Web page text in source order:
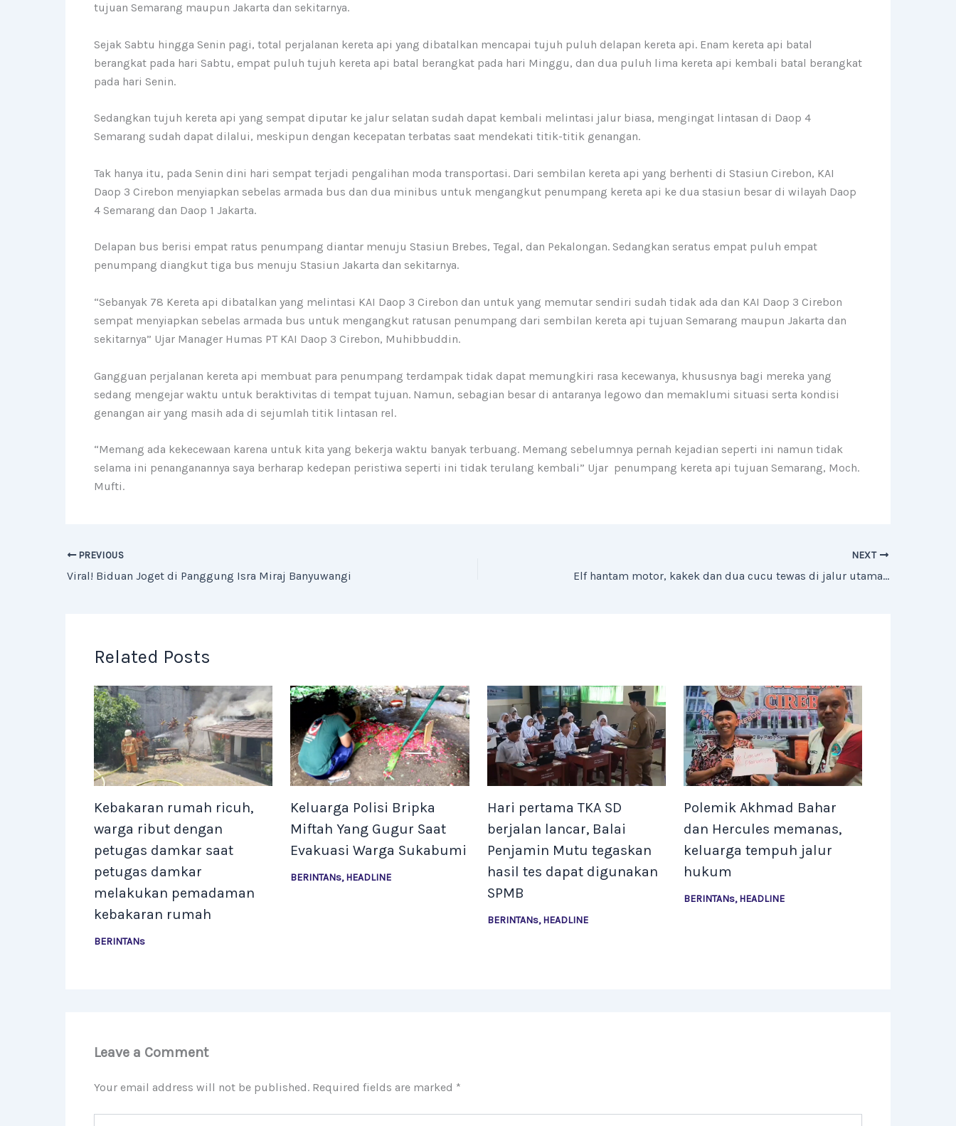
tujuan Semarang maupun Jakarta dan sekitarnya.
Sejak Sabtu hingga Senin pagi, total perjalanan kereta api yang dibatalkan mencapai tujuh puluh delapan kereta api. Enam kereta api batal
berangkat pada hari Sabtu, empat puluh tujuh kereta api batal berangkat pada hari Minggu, dan dua puluh lima kereta api kembali batal berangkat
pada hari Senin.
Sedangkan tujuh kereta api yang sempat diputar ke jalur selatan sudah dapat kembali melintasi jalur biasa, mengingat lintasan di Daop 4
Semarang sudah dapat dilalui, meskipun dengan kecepatan terbatas saat mendekati titik-titik genangan.
Tak hanya itu, pada Senin dini hari sempat terjadi pengalihan moda transportasi. Dari sembilan kereta api yang berhenti di Stasiun Cirebon, KAI
Daop 3 Cirebon menyiapkan sebelas armada bus dan dua minibus untuk mengangkut penumpang kereta api ke dua stasiun besar di wilayah Daop
4 Semarang dan Daop 1 Jakarta.
Delapan bus berisi empat ratus penumpang diantar menuju Stasiun Brebes, Tegal, dan Pekalongan. Sedangkan seratus empat puluh empat
penumpang diangkut tiga bus menuju Stasiun Jakarta dan sekitarnya.
“Sebanyak 78 Kereta api dibatalkan yang melintasi KAI Daop 3 Cirebon dan untuk yang memutar sendiri sudah tidak ada dan KAI Daop 3 Cirebon
sempat menyiapkan sebelas armada bus untuk mengangkut ratusan penumpang dari sembilan kereta api tujuan Semarang maupun Jakarta dan
sekitarnya” Ujar Manager Humas PT KAI Daop 3 Cirebon, Muhibbuddin.
Gangguan perjalanan kereta api membuat para penumpang terdampak tidak dapat memungkiri rasa kecewanya, khususnya bagi mereka yang
sedang mengejar waktu untuk beraktivitas di tempat tujuan. Namun, sebagian besar di antaranya legowo dan memaklumi situasi serta kondisi
genangan air yang masih ada di sejumlah titik lintasan rel.
“Memang ada kekecewaan karena untuk kita yang bekerja waktu banyak terbuang. Memang sebelumnya pernah kejadian seperti ini namun tidak
selama ini penanganannya saya berharap kedepan peristiwa seperti ini tidak terulang kembali” Ujar penumpang kereta api tujuan Semarang, Moch.
Mufti.
PREVIOUS
Viral! Biduan Joget di Panggung Isra Miraj Banyuwangi
NEXT
Elf hantam motor, kakek dan dua cucu tewas di jalur utama Cirebon–Bandung
Related Posts
Kebakaran rumah ricuh,
warga ribut dengan
petugas damkar saat
petugas damkar
melakukan pemadaman
kebakaran rumah
BERINTANs
Keluarga Polisi Bripka
Miftah Yang Gugur Saat
Evakuasi Warga Sukabumi
BERINTANs,HEADLINE
Hari pertama TKA SD
berjalan lancar, Balai
Penjamin Mutu tegaskan
hasil tes dapat digunakan
SPMB
BERINTANs,HEADLINE
Polemik Akhmad Bahar
dan Hercules memanas,
keluarga tempuh jalur
hukum
BERINTANs,HEADLINE
Leave a Comment
Your email address will not be published. Required fields are marked *